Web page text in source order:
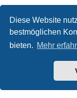
Diese Website
bestmöglichen
bieten. Mehr